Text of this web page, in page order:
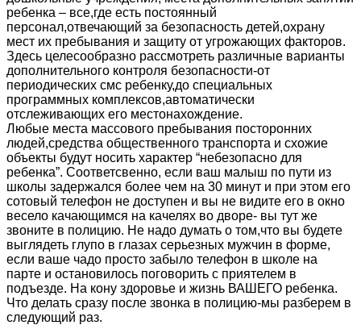
ребенка – все,где есть постоянный
персонал,отвечающий за безопасность детей,охрану
мест их пребывания и защиту от угрожающих факторов.
Здесь целесообразно рассмотреть различные варианты
дополнительного контроля безопасности-от
периодических смс ребенку,до специальных
программных комплексов,автоматически
отслеживающих его местонахождение.
Любые места массового пребывания посторонних
людей,средства общественного транспорта и схожие
объекты будут носить характер “небезопасно для
ребенка”. Соответсвенно, если ваш малыш по пути из
школы задержался более чем на 30 минут и при этом его
сотовый телефон не доступен и вы не видите его в окно
весело качающимся на качелях во дворе- вы тут же
звоните в полицию. Не надо думать о том,что вы будете
выглядеть глупо в глазах серьезных мужчин в форме,
если ваше чадо просто забыло телефон в школе на
парте и остановилось поговорить с приятелем в
подъезде. На кону здоровье и жизнь ВАШЕГО ребенка.
Что делать сразу после звонка в полицию-мы разберем в
следующий раз.